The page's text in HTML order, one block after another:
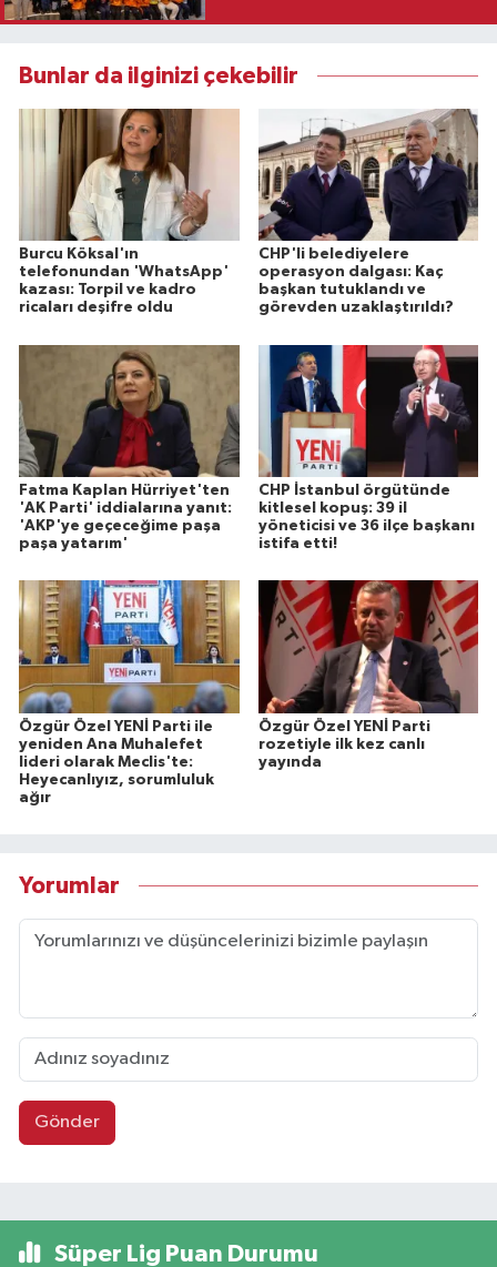
Bunlar da ilginizi çekebilir
Burcu Köksal'ın
telefonundan 'WhatsApp'
kazası: Torpil ve kadro
ricaları deşifre oldu
CHP'li belediyelere
operasyon dalgası: Kaç
başkan tutuklandı ve
görevden uzaklaştırıldı?
Fatma Kaplan Hürriyet'ten
'AK Parti' iddialarına yanıt:
'AKP'ye geçeceğime paşa
paşa yatarım'
CHP İstanbul örgütünde
kitlesel kopuş: 39 il
yöneticisi ve 36 ilçe başkanı
istifa etti!
Özgür Özel YENİ Parti ile
yeniden Ana Muhalefet
lideri olarak Meclis'te:
Heyecanlıyız, sorumluluk
ağır
Özgür Özel YENİ Parti
rozetiyle ilk kez canlı
yayında
Yorumlar
Gönder
Süper Lig Puan Durumu